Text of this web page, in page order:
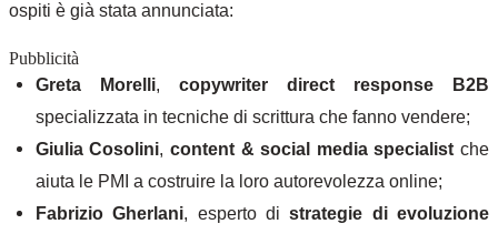
ospiti è già stata annunciata:
Pubblicità
Greta Morelli, copywriter
direct response B2B
specializzata in tecniche di scrittura che fanno vendere;
Giulia Cosolini,content & social media specialist che
aiuta le PMI a costruire la loro autorevolezza online;
Fabrizio Gherlani, esperto distrategie di evoluzione